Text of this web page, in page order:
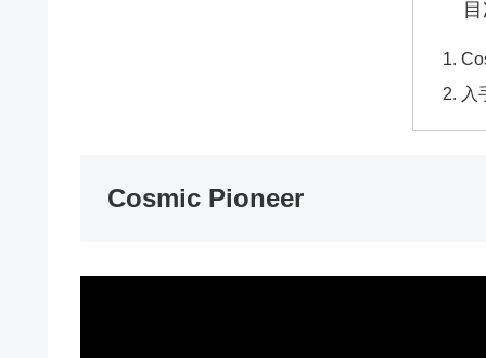
入
Cosmic Pioneer